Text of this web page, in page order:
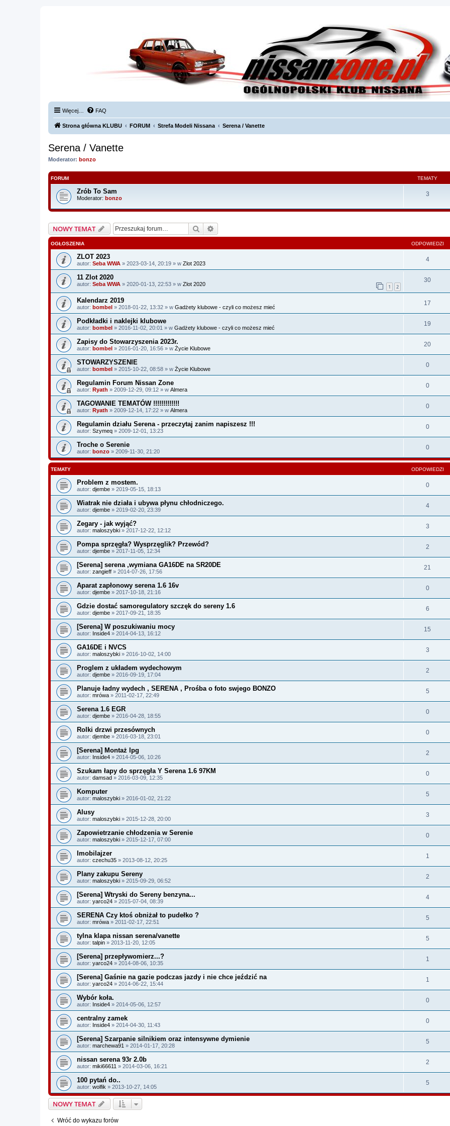
Więcej… FAQ
Strona główna KLUBU FORUM Strefa Modeli Nissana Serena / Vanette
Serena / Vanette
Moderator: bonzo
FORUM TEMATY
Zrób To Sam
Moderator: bonzo
3
NOWY TEMAT Szukaj
OGŁOSZENIA ODPOWIEDZI
ZLOT 2023
autor: Seba WWA » 2023-03-14, 20:19 » w Zlot 2023
4
11 Zlot 2020
autor: Seba WWA » 2020-01-13, 22:53 » w Zlot 2020 1 2
30
Kalendarz 2019
autor: bombel » 2018-01-22, 13:32 » w Gadżety klubowe - czyli co możesz mieć
17
Podkładki i naklejki klubowe
autor: bombel » 2016-11-02, 20:01 » w Gadżety klubowe - czyli co możesz mieć
19
Zapisy do Stowarzyszenia 2023r.
autor: bombel » 2016-01-20, 16:56 » w Życie Klubowe
20
STOWARZYSZENIE
autor: bombel » 2015-10-22, 08:58 » w Życie Klubowe
0
Regulamin Forum Nissan Zone
autor: Ryath » 2009-12-29, 09:12 » w Almera
0
TAGOWANIE TEMATÓW !!!!!!!!!!!!!
autor: Ryath » 2009-12-14, 17:22 » w Almera
0
Regulamin działu Serena - przeczytaj zanim napiszesz !!!
autor: Szymeq » 2009-12-01, 13:23
0
Troche o Serenie
autor: bonzo » 2009-11-30, 21:20
0
TEMATY ODPOWIEDZI
Problem z mostem.
autor: djembe » 2019-05-15, 18:13
0
Wiatrak nie działa i ubywa płynu chłodniczego.
autor: djembe » 2019-02-20, 23:39
4
Zegary - jak wyjąć?
autor: maloszybki » 2017-12-22, 12:12
3
Pompa sprzęgła? Wysprzęglik? Przewód?
autor: djembe » 2017-11-05, 12:34
2
[Serena] serena ,wymiana GA16DE na SR20DE
autor: zangieff » 2014-07-26, 17:56
21
Aparat zapłonowy serena 1.6 16v
autor: djembe » 2017-10-18, 21:16
0
Gdzie dostać samoregulatory szczęk do sereny 1.6
autor: djembe » 2017-09-21, 18:35
6
[Serena] W poszukiwaniu mocy
autor: Inside4 » 2014-04-13, 16:12
15
GA16DE i NVCS
autor: maloszybki » 2016-10-02, 14:00
3
Proglem z układem wydechowym
autor: djembe » 2016-09-19, 17:04
2
Planuje ładny wydech , SERENA , Prośba o foto swjego BONZO
autor: mrówa » 2011-02-17, 22:49
5
Serena 1.6 EGR
autor: djembe » 2016-04-28, 18:55
0
Rolki drzwi przesównych
autor: djembe » 2016-03-18, 23:01
0
[Serena] Montaż lpg
autor: Inside4 » 2014-05-06, 10:26
2
Szukam łapy do sprzęgła Y Serena 1.6 97KM
autor: damsad » 2016-03-09, 12:35
0
Komputer
autor: maloszybki » 2016-01-02, 21:22
5
Alusy
autor: maloszybki » 2015-12-28, 20:00
3
Zapowietrzanie chłodzenia w Serenie
autor: maloszybki » 2015-12-17, 07:00
0
Imobilajzer
autor: czechu35 » 2013-08-12, 20:25
1
Plany zakupu Sereny
autor: maloszybki » 2015-09-29, 06:52
2
[Serena] Wtryski do Sereny benzyna...
autor: yarco24 » 2015-07-04, 08:39
4
SERENA Czy ktoś obniżał to pudełko ?
autor: mrówa » 2011-02-17, 22:51
5
tylna klapa nissan serena/vanette
autor: talpin » 2013-11-20, 12:05
5
[Serena] przepływomierz...?
autor: yarco24 » 2014-08-06, 10:35
1
[Serena] Gaśnie na gazie podczas jazdy i nie chce jeździć na
autor: yarco24 » 2014-06-22, 15:44
1
Wybór koła.
autor: Inside4 » 2014-05-06, 12:57
0
centralny zamek
autor: Inside4 » 2014-04-30, 11:43
0
[Serena] Szarpanie silnikiem oraz intensywne dymienie
autor: marchewa91 » 2014-01-17, 20:28
5
nissan serena 93r 2.0b
autor: miki66611 » 2014-03-06, 16:21
2
100 pytań do..
autor: wolfik » 2013-10-27, 14:05
5
NOWY TEMAT
Wróć do wykazu forów